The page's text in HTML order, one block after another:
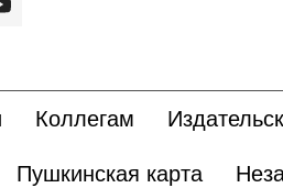
Коллегам
Пушкинская карта